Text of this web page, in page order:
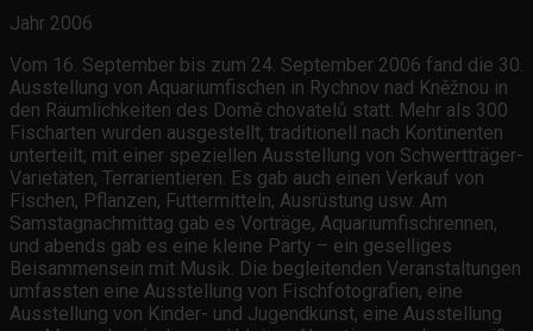
Jahr 2006
Vom 16. September bis zum 24. September 2006 fand die 30.
Ausstellung von Aquariumfischen in Rychnov nad Kněžnou in
den Räumlichkeiten des Domě chovatelů statt. Mehr als 300
Fischarten wurden ausgestellt, traditionell nach Kontinenten
unterteilt, mit einer speziellen Ausstellung von Schwertträger-
Varietäten, Terrarientieren. Es gab auch einen Verkauf von
Fischen, Pflanzen, Futtermitteln, Ausrüstung usw. Am
Samstagnachmittag gab es Vorträge, Aquariumfischrennen,
und abends gab es eine kleine Party – ein geselliges
Beisammensein mit Musik. Die begleitenden Veranstaltungen
umfassten eine Ausstellung von Fischfotografien, eine
Ausstellung von Kinder- und Jugendkunst, eine Ausstellung